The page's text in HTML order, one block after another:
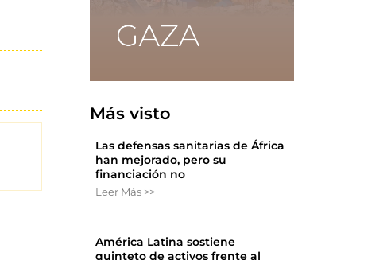
Más visto
Las defensas sanitarias de África
han mejorado, pero su
financiación no
Leer Más >>
América Latina sostiene
quinteto de activos frente al